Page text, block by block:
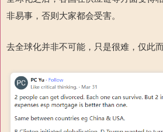
非易事，否则大家都会受害。
去全球化并非不可能，只是很难，仅此而